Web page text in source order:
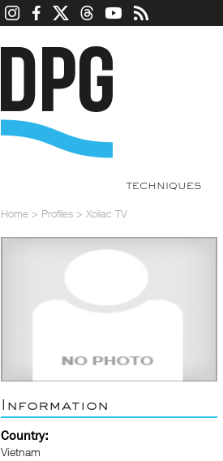
TECHNIQUES
Home > Profiles > Xoilac TV
Information
Country:
Vietnam